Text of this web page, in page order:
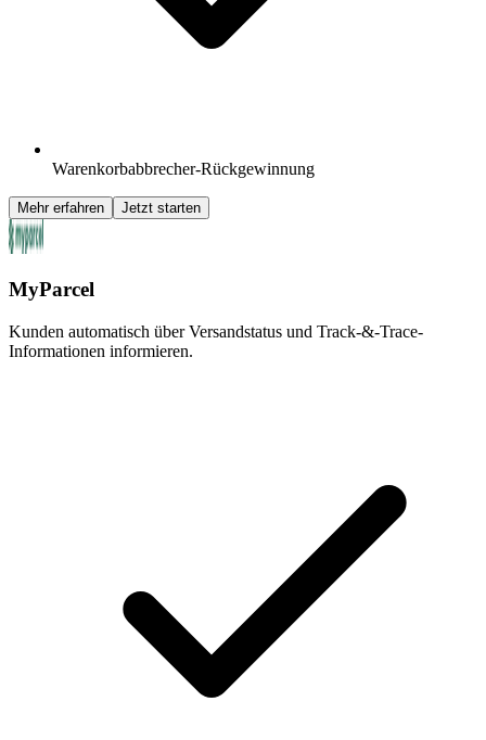
Warenkorbabbrecher-Rückgewinnung
Mehr erfahren Jetzt starten
MyParcel
Kunden automatisch über Versandstatus und Track-&-Trace-
Informationen informieren.